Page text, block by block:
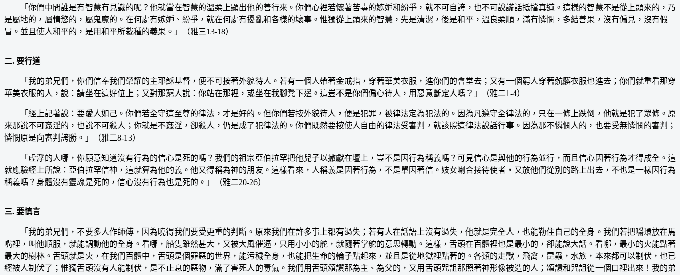
「你們中間誰是有智慧有見識的呢？他就當在智慧的溫柔上顯出他的善行來。你們心裡若懷著苦毒的嫉妒和紛爭，就不可自誇，也不可說謊話抵擋真道。這樣的智慧不是從上頭來的，乃
是屬地的，屬情慾的，屬鬼魔的。在何處有嫉妒、紛爭，就在何處有擾亂和各樣的壞事。惟獨從上頭來的智慧，先是清潔，後是和平，溫良柔順，滿有憐憫，多結善果，沒有偏見，沒有假
冒。並且使人和平的，是用和平所栽種的義果。」（雅三13-18）
二. 要行道
「我的弟兄們，你們信奉我們榮耀的主耶穌基督，便不可按著外貌待人。若有一個人帶著金戒指，穿著華美衣服，進你們的會堂去；又有一個窮人穿著骯髒衣服也進去；你們就重看那穿
華美衣服的人，說：請坐在這好位上；又對那窮人說：你站在那裡，或坐在我腳凳下邊。這豈不是你們偏心待人，用惡意斷定人嗎？」（雅二1-4）
「經上記著說：要愛人如己。你們若全守這至尊的律法，才是好的。但你們若按外貌待人，便是犯罪，被律法定為犯法的。因為凡遵守全律法的，只在一條上跌倒，他就是犯了眾條。原
來那說不可姦淫的，也說不可殺人；你就是不姦淫，卻殺人，仍是成了犯律法的。你們既然要按使人自由的律法受審判，就該照這律法說話行事。因為那不憐憫人的，也要受無憐憫的審判；
憐憫原是向審判誇勝。」（雅二8-13）
「虛浮的人哪，你願意知道沒有行為的信心是死的嗎？我們的祖宗亞伯拉罕把他兒子以撒獻在壇上，豈不是因行為稱義嗎？可見信心是與他的行為並行，而且信心因著行為才得成全。這
就應驗經上所說：亞伯拉罕信神，這就算為他的義。他又得稱為神的朋友。這樣看來，人稱義是因著行為，不是單因著信。妓女喇合接待使者，又放他們從別的路上出去，不也是一樣因行為
稱義嗎？身體沒有靈魂是死的，信心沒有行為也是死的。」（雅二20-26）
三. 要慎言
「我的弟兄們，不要多人作師傅，因為曉得我們要受更重的判斷。原來我們在許多事上都有過失；若有人在話語上沒有過失，他就是完全人，也能勒住自己的全身。我們若把嚼環放在馬
嘴裡，叫他順服，就能調動他的全身。看哪，船隻雖然甚大，又被大風催逼，只用小小的舵，就隨著掌舵的意思轉動。這樣，舌頭在百體裡也是最小的，卻能說大話。看哪，最小的火能點著
最大的樹林。舌頭就是火，在我們百體中，舌頭是個罪惡的世界，能污穢全身，也能把生命的輪子點起來，並且是從地獄裡點著的。各類的走獸，飛禽，昆蟲，水族，本來都可以制伏，也已
經被人制伏了；惟獨舌頭沒有人能制伏，是不止息的惡物，滿了害死人的毒氣。我們用舌頭頌讚那為主、為父的，又用舌頭咒詛那照著神形像被造的人；頌讚和咒詛從一個口裡出來！我的弟